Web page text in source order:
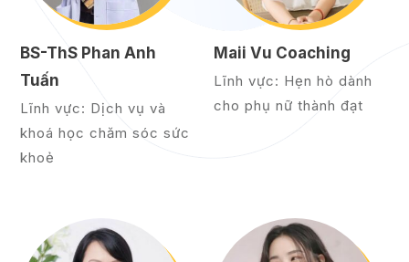
BS-ThS Phan Anh
Tuấn
Lĩnh vực: Dịch vụ và
khoá học chăm sóc sức
khoẻ
Maii Vu Coaching
Lĩnh vực: Hẹn hò dành
cho phụ nữ thành đạt